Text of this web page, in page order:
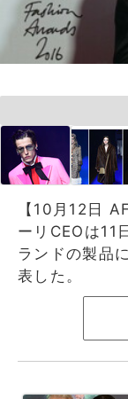
【10月12日
ーリCEOは11
ランドの製品
表した。